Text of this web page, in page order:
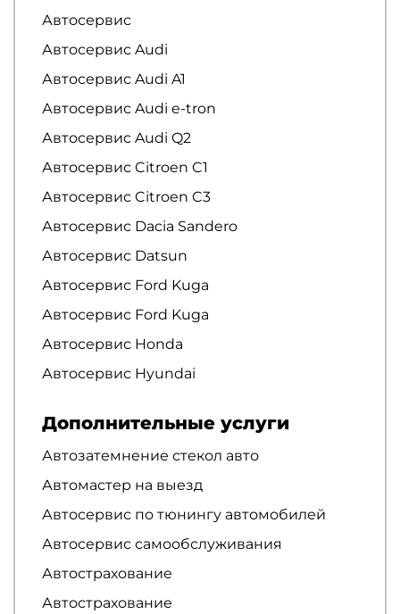
Автосервис
Автосервис Audi
Автосервис Audi A1
Автосервис Audi e-tron
Автосервис Audi Q2
Автосервис Citroen C1
Автосервис Citroen C3
Автосервис Dacia Sandero
Автосервис Datsun
Автосервис Ford Kuga
Автосервис Ford Kuga
Автосервис Honda
Автосервис Hyundai
Дополнительные услуги
Автозатемнение стекол авто
Автомастер на выезд
Автосервис по тюнингу автомобилей
Автосервис самообслуживания
Автострахование
Автострахование